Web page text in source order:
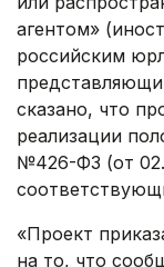
агентом»
российским
сказано, что
реализации
№426-ФЗ (от
«Проект
на то, что